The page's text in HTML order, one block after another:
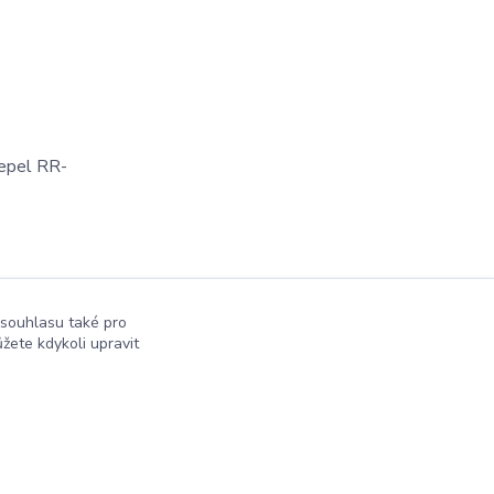
RR-
také pro
kdykoli upravit